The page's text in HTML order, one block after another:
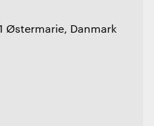
Østermarie, Danmark